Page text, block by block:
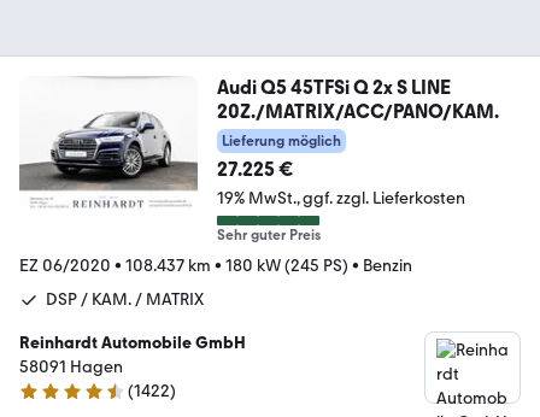
Audi Q5 45TFSi Q 2x S LINE
20Z./MATRIX/ACC/PANO/KAM.
Lieferung möglich
27.225 €
19% MwSt. ggf. zzgl. Lieferkosten
Sehr guter Preis
EZ 06/2020 • 108.437 km • 180 kW (245 PS) • Benzin
DSP / KAM. / MATRIX
Reinhardt Automobile GmbH
58091 Hagen
4.7 Sterne
(1422)